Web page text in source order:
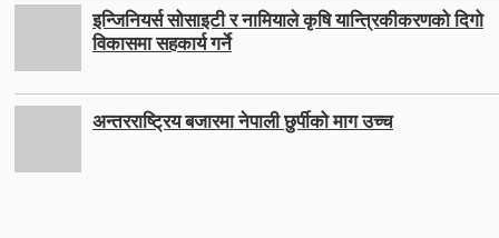
इन्जिनियर्स सोसाइटी र नामियाले कृषि यान्त्रिकीकरणको दिगो
विकासमा सहकार्य गर्ने
अन्तरराष्ट्रिय बजारमा नेपाली छुर्पीको माग उच्च